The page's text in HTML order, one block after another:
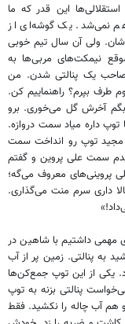
استقلالی‌ها این قدر که ما
می‌شدیم، تعدادشان 10 هزار تا هم نمی‌شد. یک گوشه‌ای از
ولی آن سال تیم خوبی
نیمکت‌‌های مربی‌ها به
صاحب یک پنالتی شدن. من
طرف بپرم؟ راهنماییم کن.
آخرش گل می‌خوری. برو
داره میاد سمت دروازه.
مجید توپ رو انداخت سمت
سمت علی پروین و گفتم
پروینی‌‌های معروف می‌گه‌؛
داری سرم منت می‌گذاری.
مهمی داشتیم با شاهین در
به پنالتی. زمین پر از آب
یکی از این توپ جمع‌کن‌ها
پنالتی بزنه به توپ
هم آب چاله را نکشید. فقط